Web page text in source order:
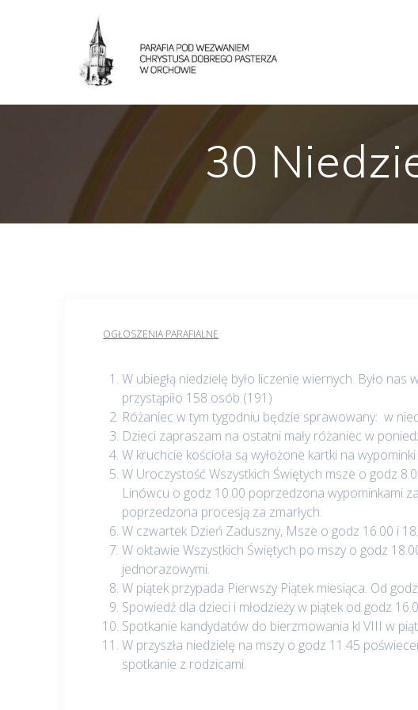
30
OGŁOSZENIA PARAFIALNE
W ubiegłą niedzielę było liczenie wiernych. Było
przystąpiło 158 osób (191)
Różaniec w tym tygodniu będzie sprawowany: w
Dzieci zapraszam na ostatni mały różaniec w
W kruchcie kościoła są wyłożone kartki na
W Uroczystość Wszystkich Świętych msze o godz
Linówcu o godz 10.00 poprzedzona wypominkami
poprzedzona procesją za zmarłych.
W czwartek Dzień Zaduszny, Msze o godz 16.00 i
W oktawie Wszystkich Świętych po mszy o godz
jednorazowymi.
W piątek przypada Pierwszy Piątek miesiąca. Od
Spowiedź dla dzieci i młodzieży w piątek od godz
Spotkanie kandydatów do bierzmowania kl VIII w
W przyszła niedzielę na mszy o godz 11.45
spotkanie z rodzicami.